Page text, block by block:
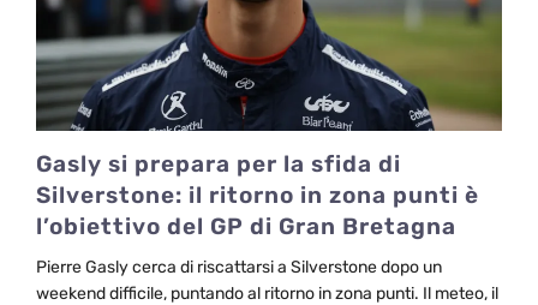
Gasly si prepara per la sfida di
Silverstone: il ritorno in zona punti è
l’obiettivo del GP di Gran Bretagna
Pierre Gasly cerca di riscattarsi a Silverstone dopo un
weekend difficile, puntando al ritorno in zona punti. Il meteo, il